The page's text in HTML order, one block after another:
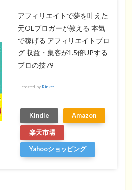
アフィリエイトで夢を叶えた
元OLブロガーが教える 本気
で稼げる アフィリエイトブロ
グ 収益・集客が1.5倍UPする
プロの技79
created by Rinker
Kindle Amazon
楽天市場
Yahooショッピング